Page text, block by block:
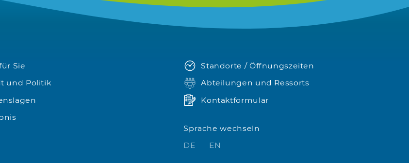
Sie
und Politik
Standorte / Öffnungszeiten
Abteilungen und Ressorts
Kontaktformular
Sprache wechseln
DE
EN